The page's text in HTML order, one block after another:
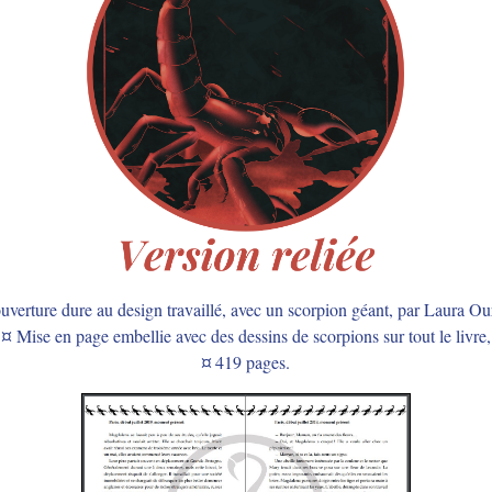
dure au design travaillé, avec un scorpion géant, par Laura
¤ Mise en page embellie avec des dessins de scorpions sur tout le livre,
¤ 419 pages.